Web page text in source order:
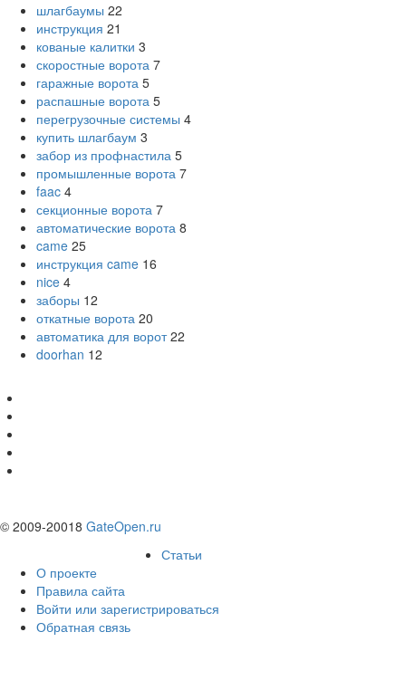
шлагбаумы 22
инструкция 21
кованые калитки 3
скоростные ворота 7
гаражные ворота 5
распашные ворота 5
перегрузочные системы 4
купить шлагбаум 3
забор из профнастила 5
промышленные ворота 7
faac 4
секционные ворота 7
автоматические ворота 8
came 25
инструкция came 16
nice 4
заборы 12
откатные ворота 20
автоматика для ворот 22
doorhan 12
© 2009-20018 GateOpen.ru
Статьи
О проекте
Правила сайта
Войти или зарегистрироваться
Обратная связь